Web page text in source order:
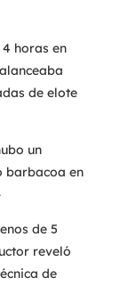
horas en
de elote
un
barbacoa en
de 5
reveló
de